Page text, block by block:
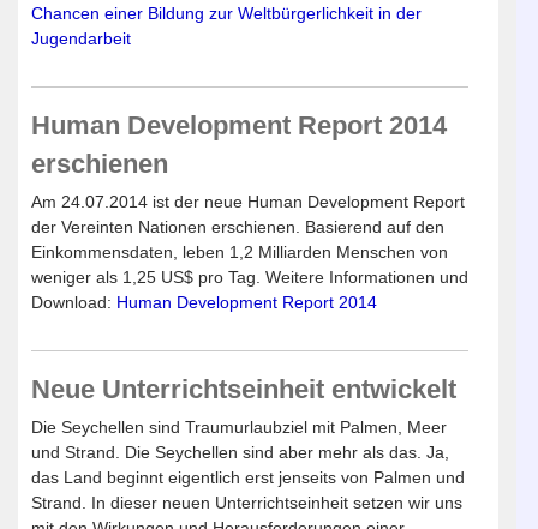
Chancen einer Bildung zur Weltbürgerlichkeit in der
Jugendarbeit
Human Development Report 2014
erschienen
Am 24.07.2014 ist der neue Human Development Report
der Vereinten Nationen erschienen. Basierend auf den
Einkommensdaten, leben 1,2 Milliarden Menschen von
weniger als 1,25 US$ pro Tag. Weitere Informationen und
Download: Human Development Report 2014
Neue Unterrichtseinheit entwickelt
Die Seychellen sind Traumurlaubziel mit Palmen, Meer
und Strand. Die Seychellen sind aber mehr als das. Ja,
das Land beginnt eigentlich erst jenseits von Palmen und
Strand. In dieser neuen Unterrichtseinheit setzen wir uns